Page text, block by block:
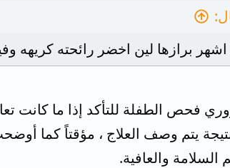
فحص الطفلة للتأكد إذا ما كانت
يتم وصف العلاج ، مؤقتاً كما
السلامة والعافية.